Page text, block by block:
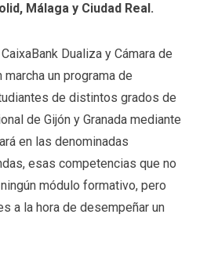
Málaga y Ciudad Real.
Dualiza y Cámara de
marcha un programa de
de distintos grados de
de Gijón y Granada mediante
en las denominadas
esas competencias que no
módulo formativo, pero
a la hora de desempeñar un